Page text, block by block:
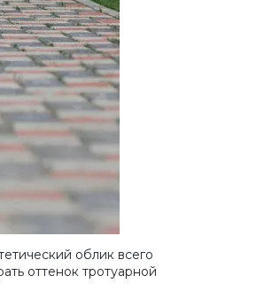
облик всего
оттенок тротуарной